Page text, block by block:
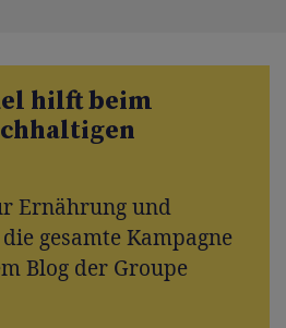
hilft beim
Ernährung und
gesamte Kampagne
Blog der Groupe